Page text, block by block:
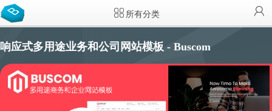
所有分类
响应式多用途业务和公司网站模板 - Buscom